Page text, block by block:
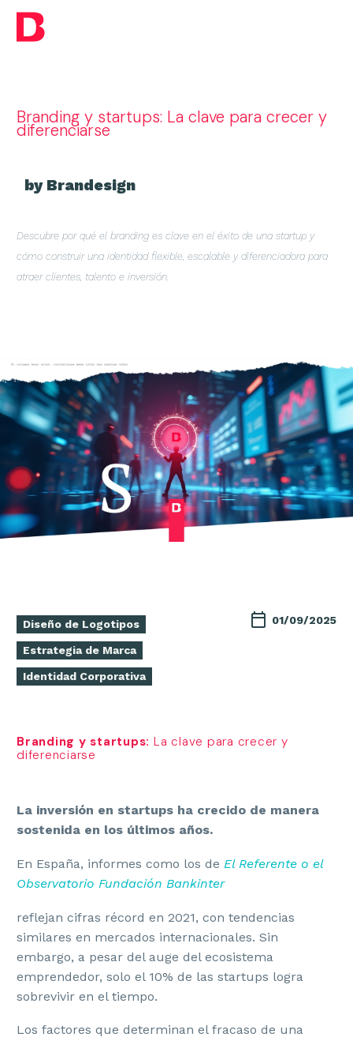
Branding y startups: La clave para crecer y
diferenciarse
by Brandesign
Descubre por qué el branding es clave en el éxito de una startup y
cómo construir una identidad flexible, escalable y diferenciadora para
atraer clientes, talento e inversión.
Diseño de Logotipos
Estrategia de Marca
Identidad Corporativa
01/09/2025
Branding y startups: La clave para crecer y
diferenciarse
La inversión en startups ha crecido de manera
sostenida en los últimos años.
En España, informes como los de El Referente o el
Observatorio Fundación Bankinter
reflejan cifras récord en 2021, con tendencias
similares en mercados internacionales. Sin
embargo, a pesar del auge del ecosistema
emprendedor, solo el 10% de las startups logra
sobrevivir en el tiempo.
Los factores que determinan el fracaso de una